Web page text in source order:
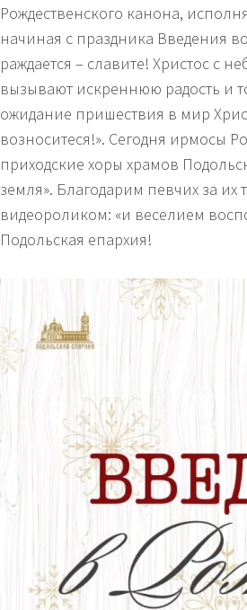
Рождественского канона,
начиная с праздника Введения
раждается – славите! Христос с
вызывают искреннюю радость и
ожидание пришествия в мир
возноситеся!». Сегодня ирмосы
приходские хоры храмов
земля». Благодарим певчих за
видеороликом: «и веселием
Подольская епархия!